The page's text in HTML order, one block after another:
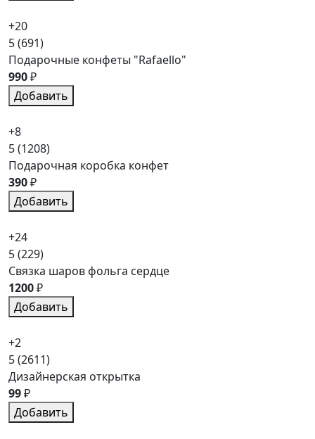
+20
5(691)
Подарочные конфеты "Rafaello"
990₽
Добавить
+8
5(1208)
Подарочная коробка конфет
390₽
Добавить
+24
5(229)
Связка шаров фольга сердце
1200₽
Добавить
+2
5(2611)
Дизайнерская открытка
99₽
Добавить